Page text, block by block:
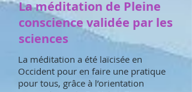
La méditation de Pleine
conscience validée par les
sciences
La méditation a été laïcisée en
Occident pour en faire une pratique
pour tous, grâce à l’orientation